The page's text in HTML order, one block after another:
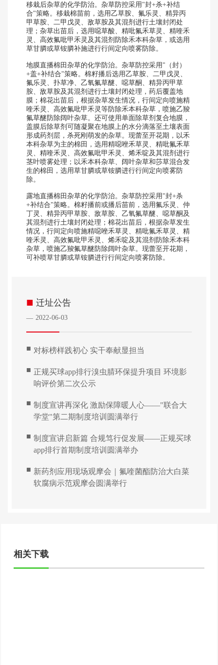
移栽后杂草的化学防治。杂草防控采用"封+杀+补结
合"策略。移栽棉苗前，选用乙草胺、氟乐灵、精异丙
甲草胺、二甲戊灵、敌草胺及其混剂进行土壤封闭处
理；杂草出苗后，选用噁草酸、精吡氟禾草灵、精喹禾
灵、高效氟吡甲禾灵及其混剂防除禾本科杂草，或选用
草甘膦或草铵膦补施进行行间定向喷雾防除。
地膜直播棉田杂草的化学防治。杂草防控采用"（封）
+盖+补结合"策略。棉籽播后选用乙草胺、二甲戊灵、
氟乐灵、扑草净、乙氧氟草醚、噁草酮、精异丙甲草
胺、敌草胺及其混剂进行土壤封闭处理，药后覆盖地
膜；棉花出苗后，根据杂草发生情况，行间定向喷施精
喹禾灵、高效氟吡甲禾灵等防除禾本科杂草，喷施乙羧
氟草醚防除阔叶杂草。还可使用单面除草剂复合地膜，
盖膜后除草剂可随凝聚在地膜上的水分滴落至土壤表面
形成药剂层，杀死刚萌发的杂草。现蕾至开花期，以禾
本科杂草为主的棉田，选用精噁唑禾草灵、精吡氟禾草
灵、精喹禾灵、高效氟吡甲禾灵、烯禾啶及其混剂进行
茎叶喷雾处理；以禾本科杂草、阔叶杂草和莎草混合发
生的棉田，选用草甘膦或草铵膦进行行间定向喷雾防
除。
露地直播棉田杂草的化学防治。杂草防控采用"封+杀
+补结合"策略。棉籽播前或播后苗前，选用氟乐灵、仲
丁灵、精异丙甲草胺、敌草胺、乙氧氟草醚、噁草酮及
其混剂进行土壤封闭处理；棉花出苗后，根据杂草发生
情况，行间定向喷施精噁唑禾草灵、精吡氟禾草灵、精
喹禾灵、高效氟吡甲禾灵、烯禾啶及其混剂防除禾本科
杂草，喷施乙羧氟草醚防除阔叶杂草。现蕾至开花期，
可补喷草甘膦或草铵膦进行行间定向喷雾防除。
■ 迁址公告
— 2022-06-03
■ 对标榜样践初心 实干奉献显担当
■ 正规买球app排行溴虫腈环保提升项目 环境影
响评价第二次公示
■ 制度宣讲再深化 激励保障暖人心——"联合大
学堂"第二期制度培训圆满举行
■ 制度宣讲启新篇 合规笃行促发展——正规买球
app排行首期制度培训圆满举办
■ 新药剂应用现场观摩会｜氟喹菌酯防治大白菜
软腐病示范观摩会圆满举行
相关下载